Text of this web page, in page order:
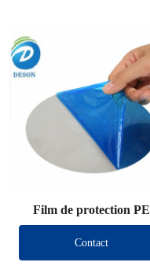
Film de protection PE
découpé
Contact